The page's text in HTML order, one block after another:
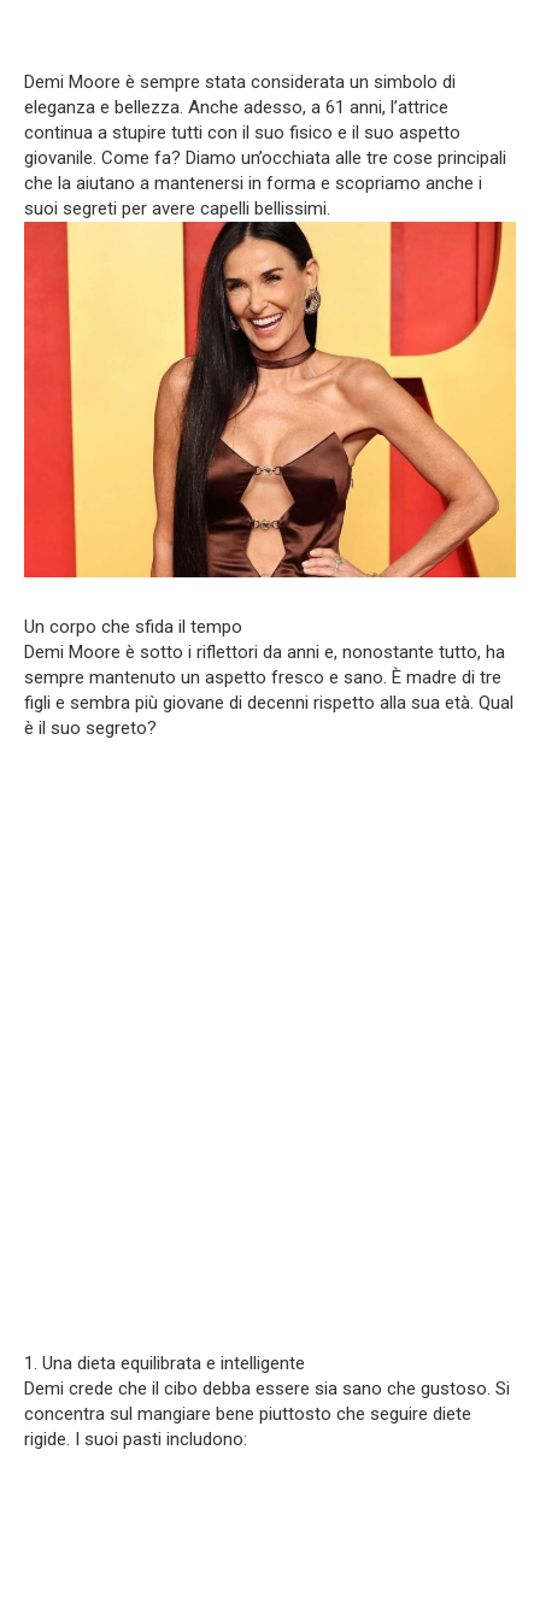
Demi Moore è sempre stata considerata un simbolo di
eleganza e bellezza. Anche adesso, a 61 anni, l’attrice
continua a stupire tutti con il suo fisico e il suo aspetto
giovanile. Come fa? Diamo un’occhiata alle tre cose principali
che la aiutano a mantenersi in forma e scopriamo anche i
suoi segreti per avere capelli bellissimi.
Un corpo che sfida il tempo
Demi Moore è sotto i riflettori da anni e, nonostante tutto, ha
sempre mantenuto un aspetto fresco e sano. È madre di tre
figli e sembra più giovane di decenni rispetto alla sua età. Qual
è il suo segreto?
1. Una dieta equilibrata e intelligente
Demi crede che il cibo debba essere sia sano che gustoso. Si
concentra sul mangiare bene piuttosto che seguire diete
rigide. I suoi pasti includono: